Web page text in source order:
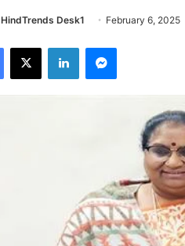
HindTrends Desk1 February 6, 2025
Facebook
X LinkedInMessenger